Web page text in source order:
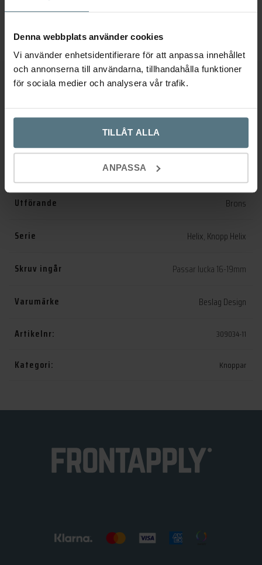
Denna webbplats använder cookies
Vi använder enhetsidentifierare för att anpassa innehållet
och annonserna till användarna, tillhandahålla funktioner
för sociala medier och analysera vår trafik.
TILLÅT ALLA
ANPASSA
produkten
har
flera
varianter.
De
olika
kan
på
produktsidan
Ytterligare information
Recensioner (0)
Utförande Brons
Serie Helix, Knopp Helix
Skruv ingår Passar lucka 16-19mm
Varumärke Beslag Design
Artikelnr: 309034-11
Kategori: Knoppar